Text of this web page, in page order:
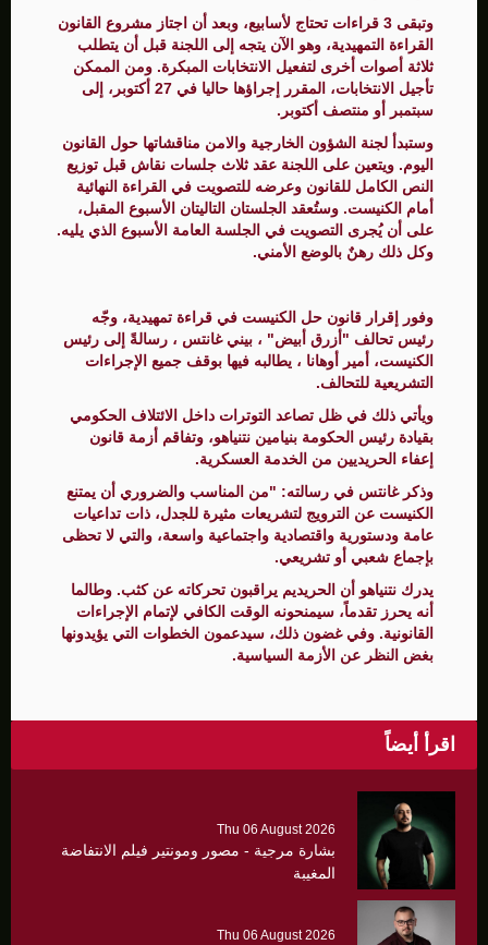
وتبقى 3 قراءات تحتاج لأسابيع، وبعد أن اجتاز مشروع القانون
القراءة التمهيدية، وهو الآن يتجه إلى اللجنة قبل أن يتطلب
ثلاثة أصوات أخرى لتفعيل الانتخابات المبكرة. ومن الممكن
تأجيل الانتخابات، المقرر إجراؤها حاليا في 27 أكتوبر، إلى
سبتمبر أو منتصف أكتوبر.
وستبدأ لجنة الشؤون الخارجية والامن مناقشاتها حول القانون
اليوم. ويتعين على اللجنة عقد ثلاث جلسات نقاش قبل توزيع
النص الكامل للقانون وعرضه للتصويت في القراءة النهائية
أمام الكنيست. وستُعقد الجلستان التاليتان الأسبوع المقبل،
على أن يُجرى التصويت في الجلسة العامة الأسبوع الذي يليه.
وكل ذلك رهنٌ بالوضع الأمني.
وفور إقرار قانون حل الكنيست في قراءة تمهيدية، وجّه
رئيس تحالف "أزرق أبيض" ، بيني غانتس ، رسالةً إلى رئيس
الكنيست، أمير أوهانا ، يطالبه فيها بوقف جميع الإجراءات
التشريعية للتحالف.
ويأتي ذلك في ظل تصاعد التوترات داخل الائتلاف الحكومي
بقيادة رئيس الحكومة بنيامين نتنياهو، وتفاقم أزمة قانون
إعفاء الحريديين من الخدمة العسكرية.
وذكر غانتس في رسالته: "من المناسب والضروري أن يمتنع
الكنيست عن الترويج لتشريعات مثيرة للجدل، ذات تداعيات
عامة ودستورية واقتصادية واجتماعية واسعة، والتي لا تحظى
بإجماع شعبي أو تشريعي.
يدرك نتنياهو أن الحريديم يراقبون تحركاته عن كثب. وطالما
أنه يحرز تقدماً، سيمنحونه الوقت الكافي لإتمام الإجراءات
القانونية. وفي غضون ذلك، سيدعمون الخطوات التي يؤيدونها
بغض النظر عن الأزمة السياسية.
اقرأ أيضاً
Thu 06 August 2026
بشارة مرجية - مصور ومونتير فيلم الانتفاضة
المغيبة
Thu 06 August 2026